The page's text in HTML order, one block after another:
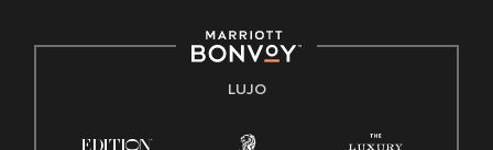
Derecho a trabajar inglés/español
Conozca sus derechos
Ley de licencia familiar y médica (FMLA)
LUJO